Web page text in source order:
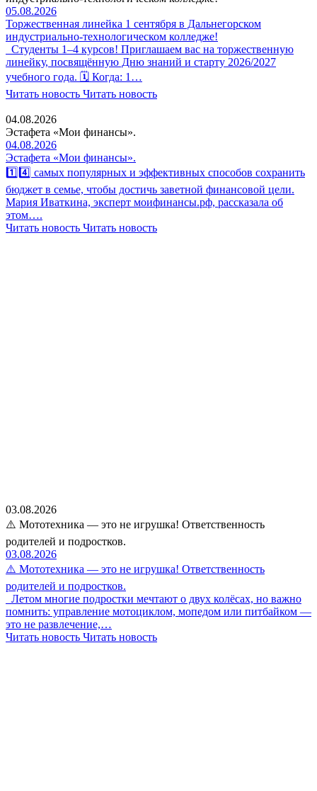
05.08.2026
Торжественная линейка 1 сентября в Дальнегорском
индустриально-технологическом колледже!
Студенты 1–4 курсов! Приглашаем вас на торжественную
линейку, посвящённую Дню знаний и старту 2026/2027
учебного года. 🗓 Когда: 1…
Читать новость Читать новость
04.08.2026
Эстафета «Мои финансы».
04.08.2026
Эстафета «Мои финансы».
1️⃣4️⃣ самых популярных и эффективных способов сохранить
бюджет в семье, чтобы достичь заветной финансовой цели.
Мария Иваткина, эксперт моифинансы.рф, рассказала об
этом….
Читать новость Читать новость
03.08.2026
⚠️ Мототехника — это не игрушка! Ответственность
родителей и подростков.
03.08.2026
⚠️ Мототехника — это не игрушка! Ответственность
родителей и подростков.
Летом многие подростки мечтают о двух колёсах, но важно
помнить: управление мотоциклом, мопедом или питбайком —
это не развлечение,…
Читать новость Читать новость